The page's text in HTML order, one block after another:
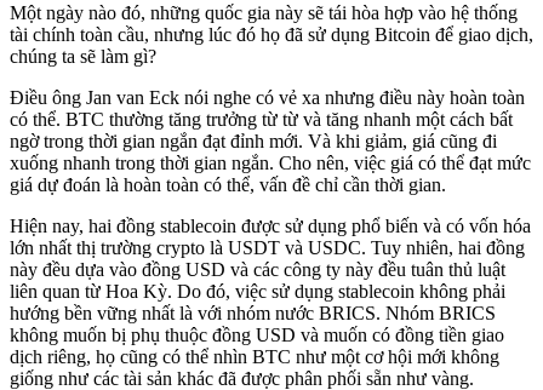
Một ngày nào đó, những quốc gia này sẽ tái hòa hợp vào hệ thống
tài chính toàn cầu, nhưng lúc đó họ đã sử dụng Bitcoin để giao dịch,
chúng ta sẽ làm gì?
Điều ông Jan van Eck nói nghe có vẻ xa nhưng điều này hoàn toàn
có thể. BTC thường tăng trưởng từ từ và tăng nhanh một cách bất
ngờ trong thời gian ngắn đạt đỉnh mới. Và khi giảm, giá cũng đi
xuống nhanh trong thời gian ngắn. Cho nên, việc giá có thể đạt mức
giá dự đoán là hoàn toàn có thể, vấn đề chỉ cần thời gian.
Hiện nay, hai đồng stablecoin được sử dụng phổ biến và có vốn hóa
lớn nhất thị trường crypto là USDT và USDC. Tuy nhiên, hai đồng
này đều dựa vào đồng USD và các công ty này đều tuân thủ luật
liên quan từ Hoa Kỳ. Do đó, việc sử dụng stablecoin không phải
hướng bền vững nhất là với nhóm nước BRICS. Nhóm BRICS
không muốn bị phụ thuộc đồng USD và muốn có đồng tiền giao
dịch riêng, họ cũng có thể nhìn BTC như một cơ hội mới không
giống như các tài sản khác đã được phân phối sẵn như vàng.